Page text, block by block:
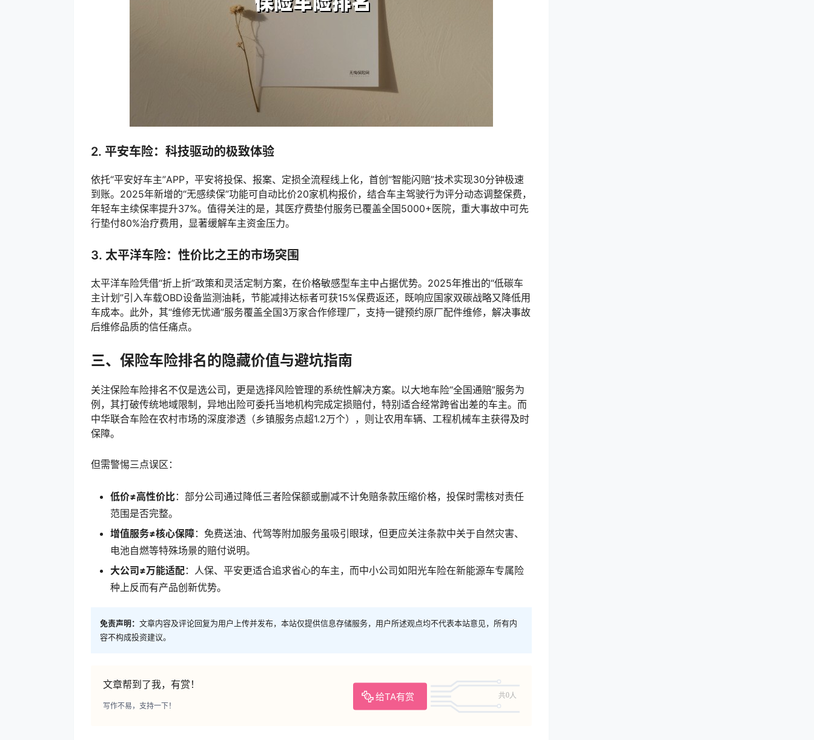
2. 平安车险：科技驱动的极致体验
依托“平安好车主”APP，平安将投保、报案、定损全流程线上化，首创“智能闪赔”技术实现30分钟极速
到账。2025年新增的“无感续保”功能可自动比价20家机构报价，结合车主驾驶行为评分动态调整保费，
年轻车主续保率提升37%。值得关注的是，其医疗费垫付服务已覆盖全国5000+医院，重大事故中可先
行垫付80%治疗费用，显著缓解车主资金压力。
3. 太平洋车险：性价比之王的市场突围
太平洋车险凭借“折上折”政策和灵活定制方案，在价格敏感型车主中占据优势。2025年推出的“低碳车
主计划”引入车载OBD设备监测油耗，节能减排达标者可获15%保费返还，既响应国家双碳战略又降低用
车成本。此外，其“维修无忧通”服务覆盖全国3万家合作修理厂，支持一键预约原厂配件维修，解决事故
后维修品质的信任痛点。
三、保险车险排名的隐藏价值与避坑指南
关注保险车险排名不仅是选公司，更是选择风险管理的系统性解决方案。以大地车险“全国通赔”服务为
例，其打破传统地域限制，异地出险可委托当地机构完成定损赔付，特别适合经常跨省出差的车主。而
中华联合车险在农村市场的深度渗透（乡镇服务点超1.2万个），则让农用车辆、工程机械车主获得及时
保障。
但需警惕三点误区：
低价≠高性价比：部分公司通过降低三者险保额或删减不计免赔条款压缩价格，投保时需核对责任
范围是否完整。
增值服务≠核心保障：免费送油、代驾等附加服务虽吸引眼球，但更应关注条款中关于自然灾害、
电池自燃等特殊场景的赔付说明。
大公司≠万能适配：人保、平安更适合追求省心的车主，而中小公司如阳光车险在新能源车专属险
种上反而有产品创新优势。
免责声明： 文章内容及评论回复为用户上传并发布，本站仅提供信息存储服务，用户所述观点均不代表本站意见，所有内
容不构成投资建议。
文章帮到了我，有赏！
给TA有赏 共0人
写作不易，支持一下！